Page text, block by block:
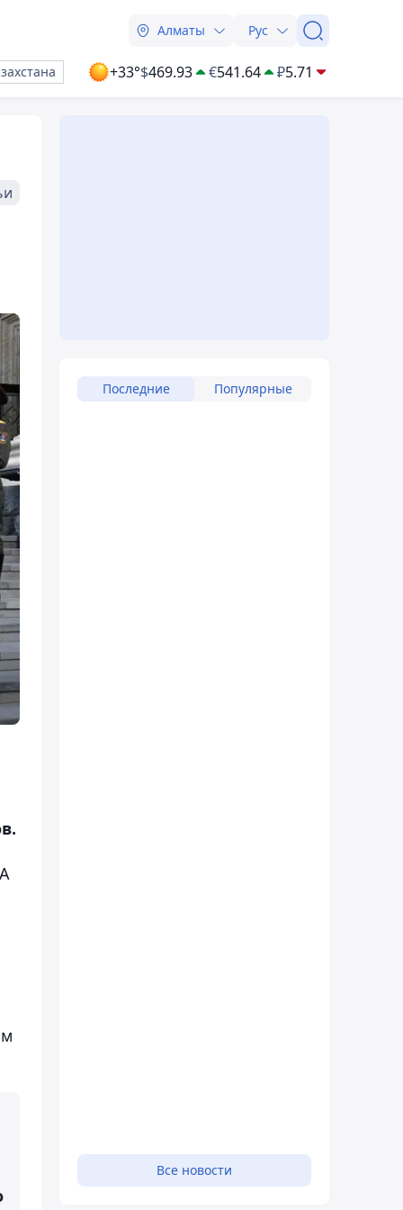
Алматы Рус
+33°$469.93 €541.64 ₽5.71
Последние Популярные
Все новости